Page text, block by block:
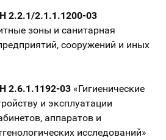
2.2.1/2.1.1.1200-03
зоны и санитарная
сооружений и иных
2.6.1.1192-03 «Гигиенические
и эксплуатации
аппаратов и
исследований»